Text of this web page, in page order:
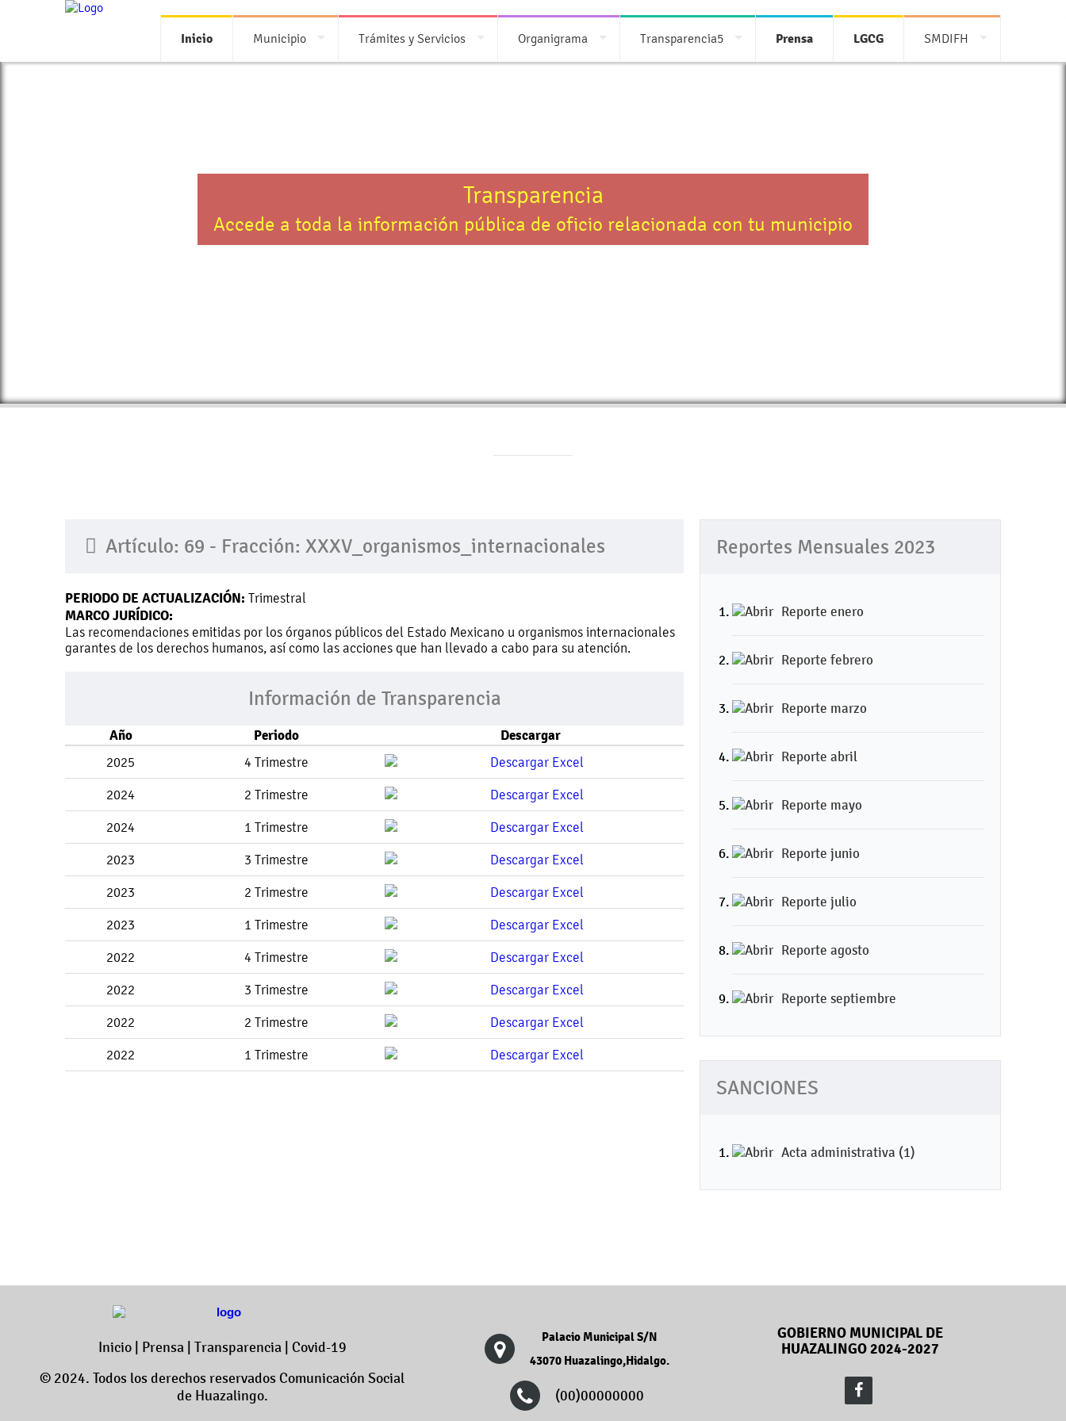
Inicio Municipio Trámites y Servicios Organigrama Transparencia5 Prensa LGCG SMDIFH
Transparencia
Accede a toda la información pública de oficio relacionada con tu municipio
Artículo: 69 - Fracción: XXXV_organismos_internacionales
PERIODO DE ACTUALIZACIÓN: Trimestral
MARCO JURÍDICO:
Las recomendaciones emitidas por los órganos públicos del Estado Mexicano u organismos internacionales
garantes de los derechos humanos, así como las acciones que han llevado a cabo para su atención.
Información de Transparencia
Año Periodo Descargar
2025 4 Trimestre
2024 2 Trimestre
2024 1 Trimestre
2023 3 Trimestre
2023 2 Trimestre
2023 1 Trimestre
2022 4 Trimestre
2022 3 Trimestre
2022 2 Trimestre
2022 1 Trimestre
Reportes Mensuales 2023
Reporte enero
Reporte febrero
Reporte marzo
Reporte abril
Reporte mayo
Reporte junio
Reporte julio
Reporte agosto
Reporte septiembre
SANCIONES
Acta administrativa (1)
Inicio| Prensa Transparencia
Covid-19
© 2024. Todos los derechos reservados Comunicación Social
de Huazalingo.
Palacio Municipal S/N
43070 Huazalingo,Hidalgo.
(00)00000000
GOBIERNO MUNICIPAL DE
HUAZALINGO 2024-2027